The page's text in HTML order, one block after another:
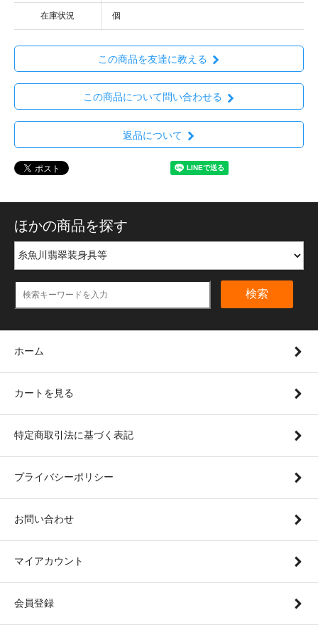
在庫状況 個
この商品を友達に教える
この商品について問い合わせる
返品について
ほかの商品を探す
検索
ホーム
カートを見る
特定商取引法に基づく表記
プライバシーポリシー
お問い合わせ
マイアカウント
会員登録